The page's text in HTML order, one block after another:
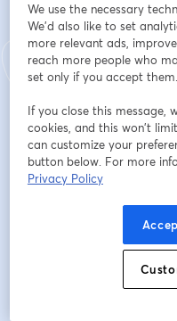
tecnología.
👉 Regístrate y
donde descubrirás
hacer crecer tu marca
⚡ Automatiza tu
tu marca.
We use the necessary
We'd also like to set
more relevant ads,
reach more people who
set only if you accept them.
If you close this message,
cookies, and this won’t
can customize your
button below. For more
Privacy Policy